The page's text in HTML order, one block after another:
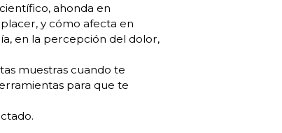
ahonda en
y cómo afecta en
en la percepción del dolor,
muestras cuando te
para que te